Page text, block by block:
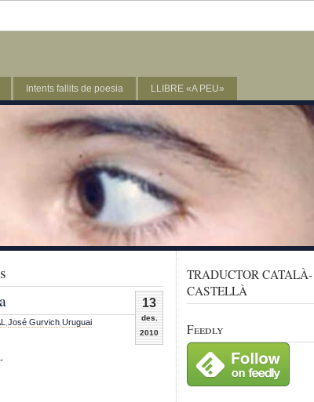
Intents fallits de poesia LLIBRE «A PEU»
13
des.
2010
José Gurvich Uruguai
TRADUCTOR CATALÀ-
CASTELLÀ
Feedly